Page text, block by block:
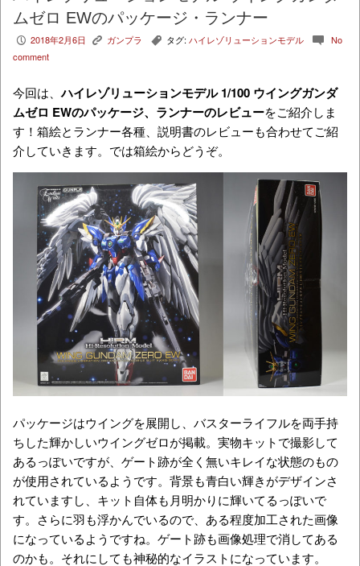
ムゼロ EWのパッケージ・ランナー
P 2018年2月6日 K ガンプラ , タグ: ハイレゾリューションモデル c No
comment
今回は、ハイレゾリューションモデル 1/100 ウイングガンダ
ムゼロ EWのパッケージ、ランナーのレビューをご紹介しま
す！箱絵とランナー各種、説明書のレビューも合わせてご紹
介していきます。では箱絵からどうぞ。
パッケージはウイングを展開し、バスターライフルを両手持
ちした輝かしいウイングゼロが掲載。実物キットで撮影して
あるっぽいですが、ゲート跡が全く無いキレイな状態のもの
が使用されているようです。背景も青白い輝きがデザインさ
れていますし、キット自体も月明かりに輝いてるっぽいで
す。さらに羽も浮かんでいるので、ある程度加工された画像
になっているようですね。ゲート跡も画像処理で消してある
のかも。それにしても神秘的なイラストになっています。